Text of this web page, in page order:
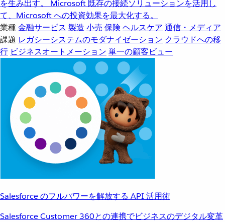
を生み出す。
Microsoft 既存の接続ソリューションを活用し
て、Microsoft への投資効果を最大化する。
業種金融サービス 製造 小売 保険 ヘルスケア 通信・メディア
課題 レガシーシステムのモダナイゼーション クラウドへの移
行 ビジネスオートメーション 単一の顧客ビュー
Salesforce のフルパワーを解放する API 活用術
Salesforce Customer 360との連携でビジネスのデジタル変革